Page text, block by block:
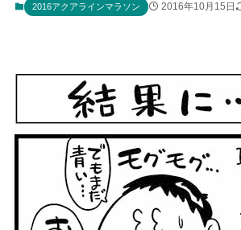
2016アクアラインマラソン 2016年10月15日